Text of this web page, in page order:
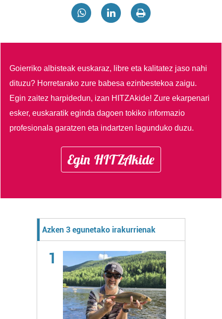
Goierriko albisteak euskaraz, libre eta kalitatez jaso nahi
dituzu? Horretarako zure babesa ezinbestekoa zaigu.
Egin zaitez harpidedun, izan HITZAkide!Zure ekarpenari
esker, euskaratik eginda dagoen tokiko informazio
profesionala garatzen eta indartzen lagunduko duzu.
Egin HITZAkide
Azken 3 egunetako irakurrienak
1